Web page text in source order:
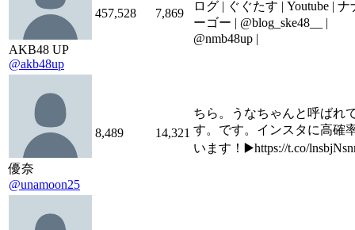
AKB48 UP
@akb48up
457,528 7,869
ログ | ぐぐたす | Youtube | ナ
ーゴー | @blog_ske48__ |
@nmb48up |
優奈
@unamoon25
8,489 14,321
ちら。うなちゃんと呼ばれ
す。です。インスタに高確
います！▶️https://t.co/